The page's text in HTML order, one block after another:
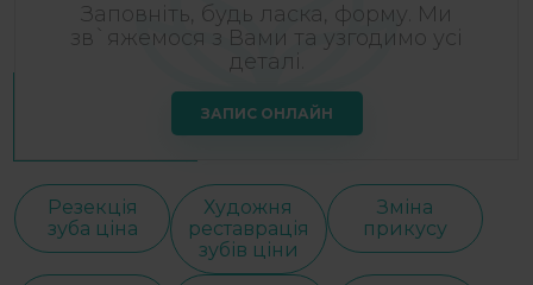
Заповніть, будь ласка, форму. Ми
зв`яжемося з Вами та узгодимо усі
деталі.
ЗАПИС ОНЛАЙН
Резекція
зуба ціна
Художня
реставрація
зубів ціни
Зміна
прикусу